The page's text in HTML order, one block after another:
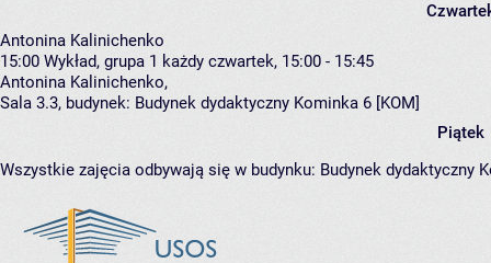
Antonina Kalinichenko
15:00 Wykład, grupa 1 każdy czwartek, 15:00 - 15:45
Antonina Kalinichenko,
Sala 3.3, budynek: Budynek dydaktyczny Kominka 6 [KOM]
Piątek
Wszystkie zajęcia odbywają się w budynku: Budynek dydaktyczny